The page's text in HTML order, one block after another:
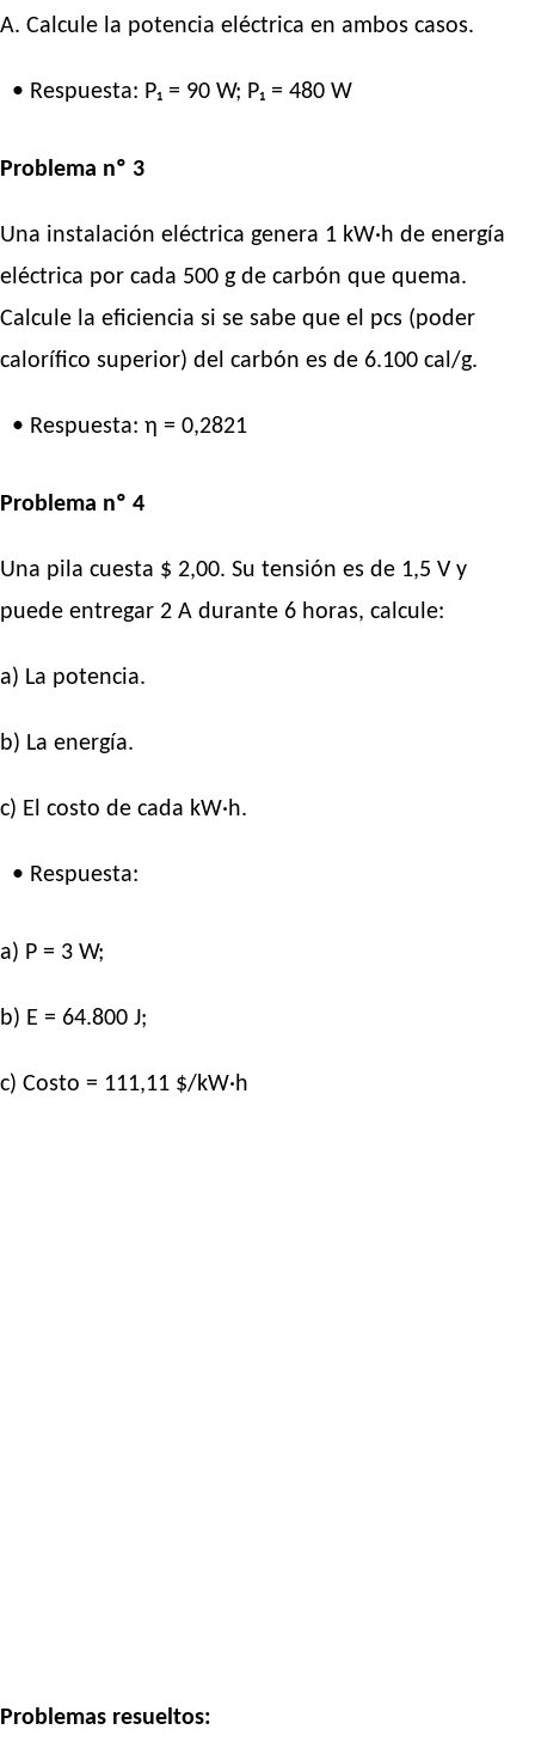
A. Calcule la potencia eléctrica en ambos casos.
• Respuesta: P₁ = 90 W; P₁ = 480 W
Problema nº 3
Una instalación eléctrica genera 1 kW·h de energía
eléctrica por cada 500 g de carbón que quema.
Calcule la eficiencia si se sabe que el pcs (poder
calorífico superior) del carbón es de 6.100 cal/g.
• Respuesta: η = 0,2821
Problema nº 4
Una pila cuesta $ 2,00. Su tensión es de 1,5 V y
puede entregar 2 A durante 6 horas, calcule:
a) La potencia.
b) La energía.
c) El costo de cada kW·h.
• Respuesta:
a) P = 3 W;
b) E = 64.800 J;
c) Costo = 111,11 $/kW·h
Problemas resueltos: